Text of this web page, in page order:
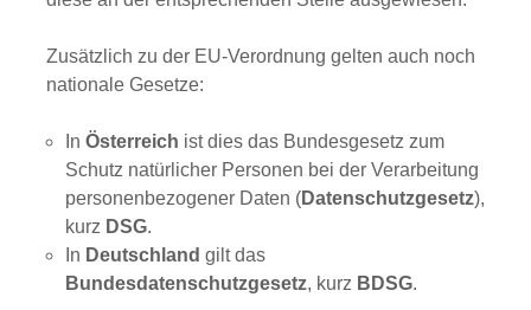
Zusätzlich zu der EU-Verordnung gelten auch noch
nationale Gesetze:
In Österreich ist dies das Bundesgesetz zum
Schutz natürlicher Personen bei der Verarbeitung
personenbezogener Daten (Datenschutzgesetz),
kurz DSG.
In Deutschland gilt das
Bundesdatenschutzgesetz, kurz BDSG.